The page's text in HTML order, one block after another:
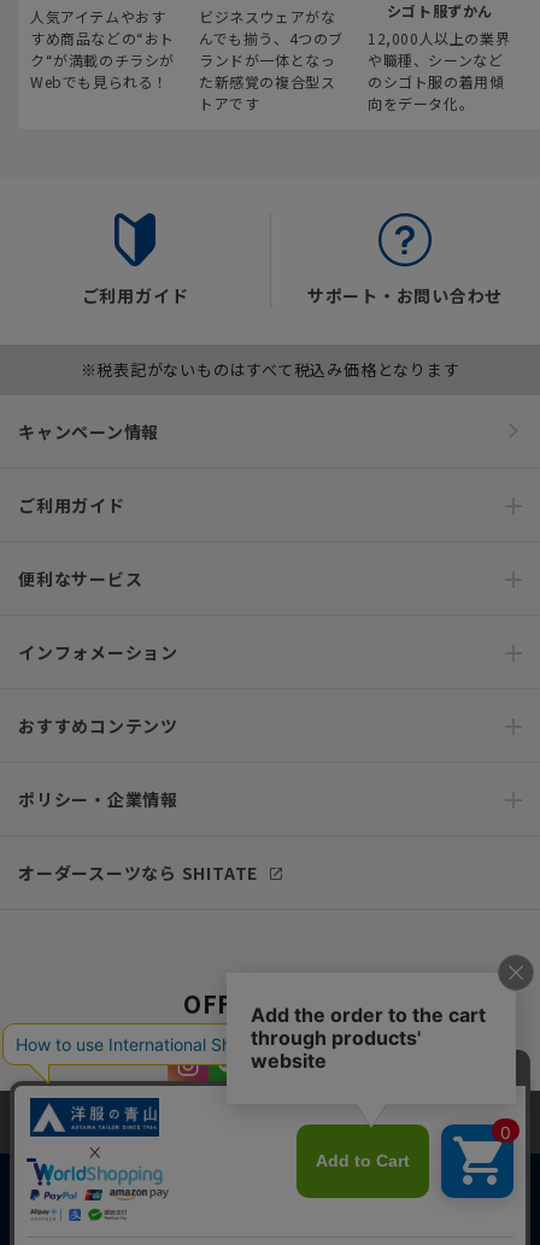
人気アイテムやおす
すめ商品などの“おト
ク“が満載のチラシが
Webでも見られる！
ビジネスウェアがな
んでも揃う、4つのブ
ランドが一体となっ
た新感覚の複合型ス
トアです
シゴト服ずかん
12,000人以上の業界
や職種、シーンなど
のシゴト服の着用傾
向をデータ化。
ご利用ガイド サポート・お問い合わせ
※税表記がないものはすべて税込み価格となります
キャンペーン情報
ご利用ガイド
便利なサービス
インフォメーション
おすすめコンテンツ
ポリシー・企業情報
オーダースーツなら SHITATE
OFFICIAL SNS
当サイトでは、快適な閲覧体験とコンテンツ改善のためにCookieを使用
しています。閲覧を続けることで、Cookieの使用に同意したものとみな
します。詳細については